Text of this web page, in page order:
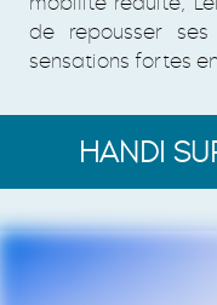
de repousser
sensations fortes
HANDI